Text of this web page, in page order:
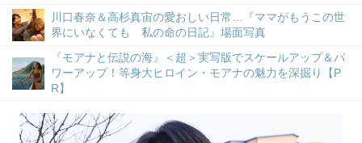
川口春奈＆高杉真宙の愛おしい日常…『ママがもうこの世
界にいなくても 私の命の日記』場面写真
『モアナと伝説の海』＜超＞実写版でスケールアップ＆パ
ワーアップ！等身大ヒロイン・モアナの魅力を深掘り【P
R】